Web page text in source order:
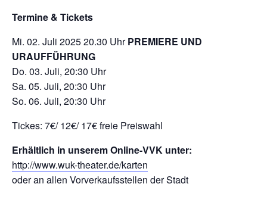
Termine & Tickets
Mi. 02. Juli 2025 20.30 UhrPREMIERE UND
URAUFFÜHRUNG
Do. 03. Juli, 20:30 Uhr
Sa. 05. Juli, 20:30 Uhr
So. 06. Juli, 20:30 Uhr
Tickes: 7€/ 12€/ 17€ freie Preiswahl
Erhältlich in unserem Online-VVK unter:
http://www.wuk-theater.de/karten
oder an allen Vorverkaufsstellen der Stadt